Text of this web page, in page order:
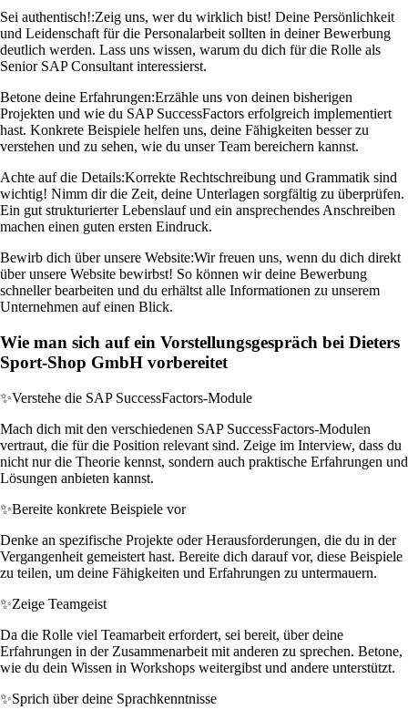
Sei authentisch!:Zeig uns, wer du wirklich bist! Deine Persönlichkeit
und Leidenschaft für die Personalarbeit sollten in deiner Bewerbung
deutlich werden. Lass uns wissen, warum du dich für die Rolle als
Senior SAP Consultant interessierst.
Betone deine Erfahrungen:Erzähle uns von deinen bisherigen
Projekten und wie du SAP SuccessFactors erfolgreich implementiert
hast. Konkrete Beispiele helfen uns, deine Fähigkeiten besser zu
verstehen und zu sehen, wie du unser Team bereichern kannst.
Achte auf die Details:Korrekte Rechtschreibung und Grammatik sind
wichtig! Nimm dir die Zeit, deine Unterlagen sorgfältig zu überprüfen.
Ein gut strukturierter Lebenslauf und ein ansprechendes Anschreiben
machen einen guten ersten Eindruck.
Bewirb dich über unsere Website:Wir freuen uns, wenn du dich direkt
über unsere Website bewirbst! So können wir deine Bewerbung
schneller bearbeiten und du erhältst alle Informationen zu unserem
Unternehmen auf einen Blick.
Wie man sich auf ein Vorstellungsgespräch bei Dieters
Sport-Shop GmbH vorbereitet
✨Verstehe die SAP SuccessFactors-Module
Mach dich mit den verschiedenen SAP SuccessFactors-Modulen
vertraut, die für die Position relevant sind. Zeige im Interview, dass du
nicht nur die Theorie kennst, sondern auch praktische Erfahrungen und
Lösungen anbieten kannst.
✨Bereite konkrete Beispiele vor
Denke an spezifische Projekte oder Herausforderungen, die du in der
Vergangenheit gemeistert hast. Bereite dich darauf vor, diese Beispiele
zu teilen, um deine Fähigkeiten und Erfahrungen zu untermauern.
✨Zeige Teamgeist
Da die Rolle viel Teamarbeit erfordert, sei bereit, über deine
Erfahrungen in der Zusammenarbeit mit anderen zu sprechen. Betone,
wie du dein Wissen in Workshops weitergibst und andere unterstützt.
✨Sprich über deine Sprachkenntnisse